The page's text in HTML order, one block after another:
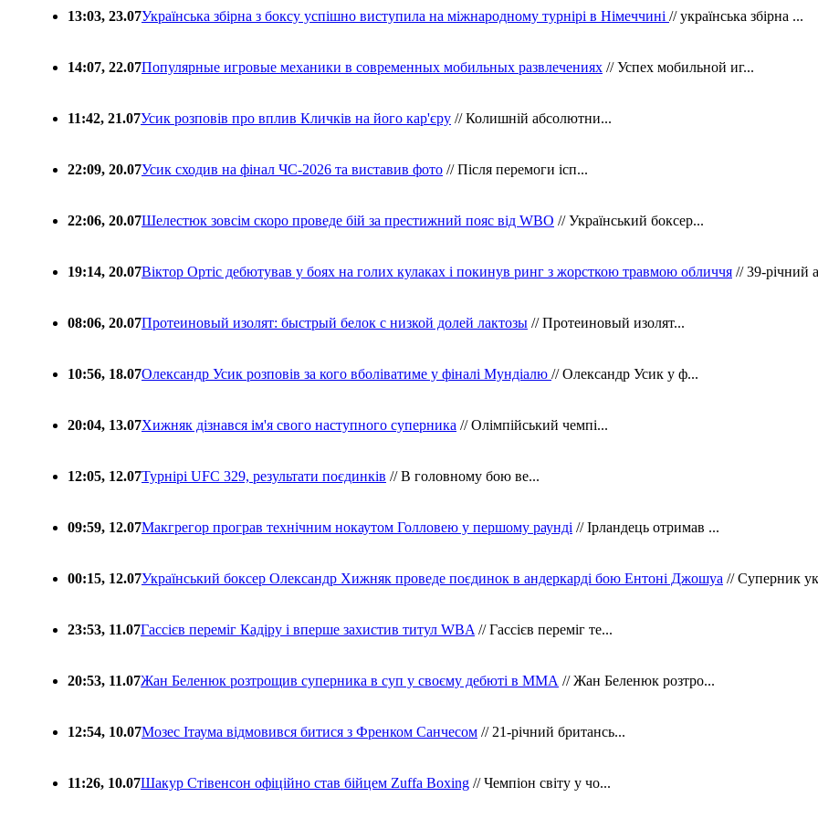
13:03, 23.07Українська збірна з боксу успішно виступила на міжнародному турнірі в Німеччині // українська збірна ...
14:07, 22.07Популярные игровые механики в современных мобильных развлечениях // Успех мобильной иг...
11:42, 21.07Усик розповів про вплив Кличків на його кар'єру // Колишній абсолютни...
22:09, 20.07Усик сходив на фінал ЧС-2026 та виставив фото // Після перемоги ісп...
22:06, 20.07Шелестюк зовсім скоро проведе бій за престижний пояс від WBO // Український боксер...
19:14, 20.07Віктор Ортіс дебютував у боях на голих кулаках і покинув ринг з жорсткою травмою обличчя // 39-річний
08:06, 20.07Протеиновый изолят: быстрый белок с низкой долей лактозы // Протеиновый изолят...
10:56, 18.07Олександр Усик розповів за кого вболіватиме у фіналі Мундіалю // Олександр Усик у ф...
20:04, 13.07Хижняк дізнався ім'я свого наступного суперника // Олімпійський чемпі...
12:05, 12.07Турнірі UFC 329, результати поєдинків // В головному бою ве...
09:59, 12.07Макгрегор програв технічним нокаутом Голловею у першому раунді // Ірландець отримав ...
00:15, 12.07Український боксер Олександр Хижняк проведе поєдинок в андеркарді бою Ентоні Джошуа // Суперник
23:53, 11.07Гассієв переміг Кадіру і вперше захистив титул WBA // Гассієв переміг те...
20:53, 11.07Жан Беленюк розтрощив суперника в суп у своєму дебюті в ММА // Жан Беленюк розтро...
12:54, 10.07Мозес Ітаума відмовився битися з Френком Санчесом // 21-річний британсь...
11:26, 10.07Шакур Стівенсон офіційно став бійцем Zuffa Boxing // Чемпіон світу у чо...